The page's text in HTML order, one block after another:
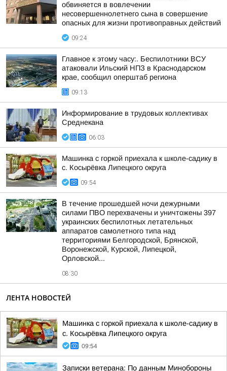
обвиняется в вовлечении
несовершеннолетнего сына в совершение
опасных для жизни противоправных действий
09:24
Главное к этому часу:. Беспилотники ВСУ
атаковали Ильский НПЗ в Краснодарском
крае, сообщил оперштаб региона
09:13
Информирование в трудовых коллективах
Среднекана
06:03
Машинка с горкой приехала к школе-садику в
с. Косырёвка Липецкого округа
09:54
В течение прошедшей ночи дежурными
силами ПВО перехвачены и уничтожены 397
украинских беспилотных летательных
аппаратов самолетного типа над
территориями Белгородской, Брянской,
Воронежской, Курской, Липецкой,
Орловской...
08:30
ЛЕНТА НОВОСТЕЙ
Машинка с горкой приехала к школе-садику в
с. Косырёвка Липецкого округа
09:54
Записки ветерана: По данным Минобороны